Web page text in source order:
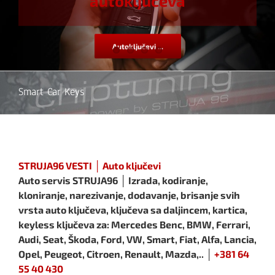
Autoključevi ...
Smart Car Keys
STRUJA96 VESTI │ Auto ključevi
Auto servis STRUJA96 │ Izrada, kodiranje,
kloniranje, narezivanje, dodavanje, brisanje svih
vrsta auto ključeva, ključeva sa daljincem, kartica,
keyless ključeva za: Mercedes Benc, BMW, Ferrari,
Audi, Seat, Škoda, Ford, VW, Smart, Fiat, Alfa, Lancia,
Opel, Peugeot, Citroen, Renault, Mazda,.. │
+381 64
55 40 430